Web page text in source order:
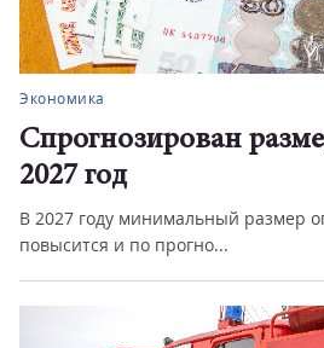
Экономика
Спрогнозирован
2027 год
В 2027 году минимальный размер
повысится и по прогно...